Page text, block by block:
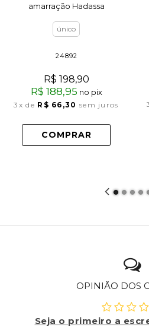
amarração Hadassa
único
24892
R$ 198,90
R$ 188,95 no pix
3x de R$ 66,30 sem juros
COMPRAR
OPINIÃO DOS
Seja o primeiro a